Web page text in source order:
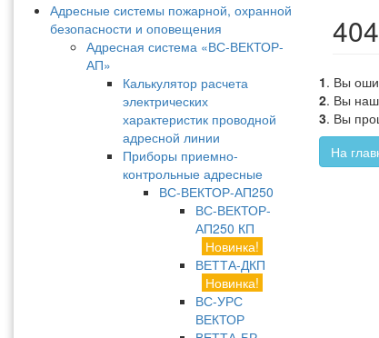
Адресные системы пожарной, охранной
безопасности и оповещения
Адресная система «ВС-ВЕКТОР-
АП»
Калькулятор расчета
электрических
характеристик проводной
адресной линии
Приборы приемно-
контрольные адресные
ВС-ВЕКТОР-АП250
ВС-ВЕКТОР-
АП250 КП
Новинка!
ВЕТТА-ДКП
Новинка!
ВС-УРС
ВЕКТОР
1. Вы
2. Вы
3. Вы
На